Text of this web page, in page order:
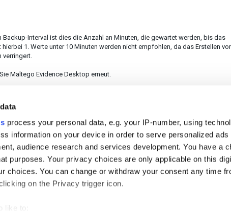
process your personal data, e.g. your IP-number, using
information on your device in order to serve personalized ads
audience research and services development. You have a
purposes. Your privacy choices are only applicable on this
choices. You can change or withdraw your consent any time
on the Privacy trigger icon.
like to:
Interval ist dies die Anzahl an Minuten, die gewartet werden, bis das
1. Werte unter 10 Minuten werden nicht empfohlen, da das Erstellen
verringert.
Maltego Evidence Desktop erneut.
Nein Ja